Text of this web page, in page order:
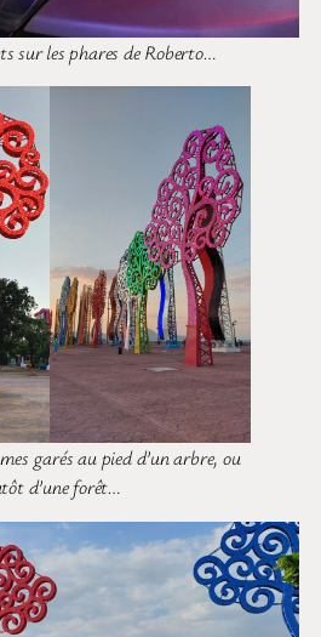
sur les phares de Roberto…
garés au pied d’un arbre, ou
d’une forêt…